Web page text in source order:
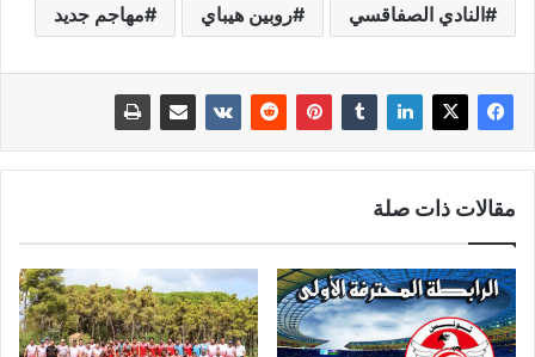
النادي الصفاقسي روبين هيباي مهاجم جديد
مقالات ذات صلة